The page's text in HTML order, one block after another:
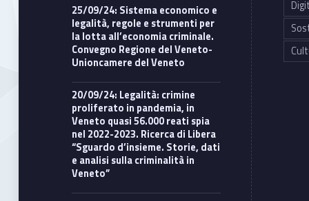
i
b
i
l
i
t
25/09/24: Sistema economico e
legalità, regole e strumenti per
la lotta all’economia criminale.
Convegno Regione del Veneto-
Unioncamere del Veneto
20/09/24: Legalità: crimine
proliferato in pandemia, in
Veneto quasi 56.000 reati spia
nel 2022-2023. Ricerca di Libera
“Sguardo d’insieme. Storie, dati
e analisi sulla criminalità in
Veneto”